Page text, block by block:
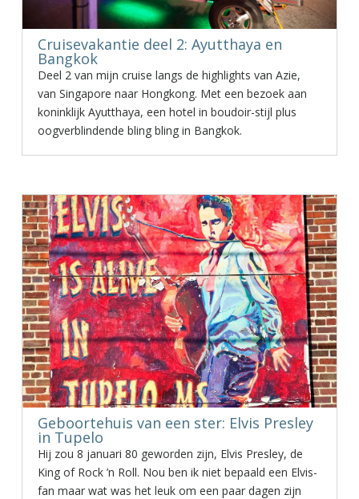
Cruisevakantie deel 2: Ayutthaya en
Bangkok
Deel 2 van mijn cruise langs de highlights van Azie,
van Singapore naar Hongkong. Met een bezoek aan
koninklijk Ayutthaya, een hotel in boudoir-stijl plus
oogverblindende bling bling in Bangkok.
Geboortehuis van een ster: Elvis Presley
in Tupelo
Hij zou 8 januari 80 geworden zijn, Elvis Presley, de
King of Rock ’n Roll. Nou ben ik niet bepaald een Elvis-
fan maar wat was het leuk om een paar dagen zijn